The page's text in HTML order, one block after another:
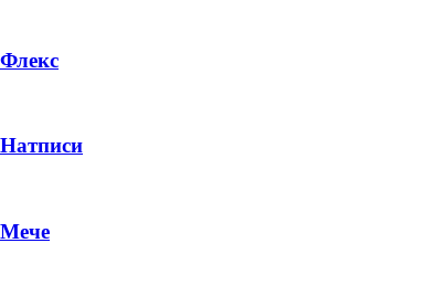
Флекс
Натписи
Мече